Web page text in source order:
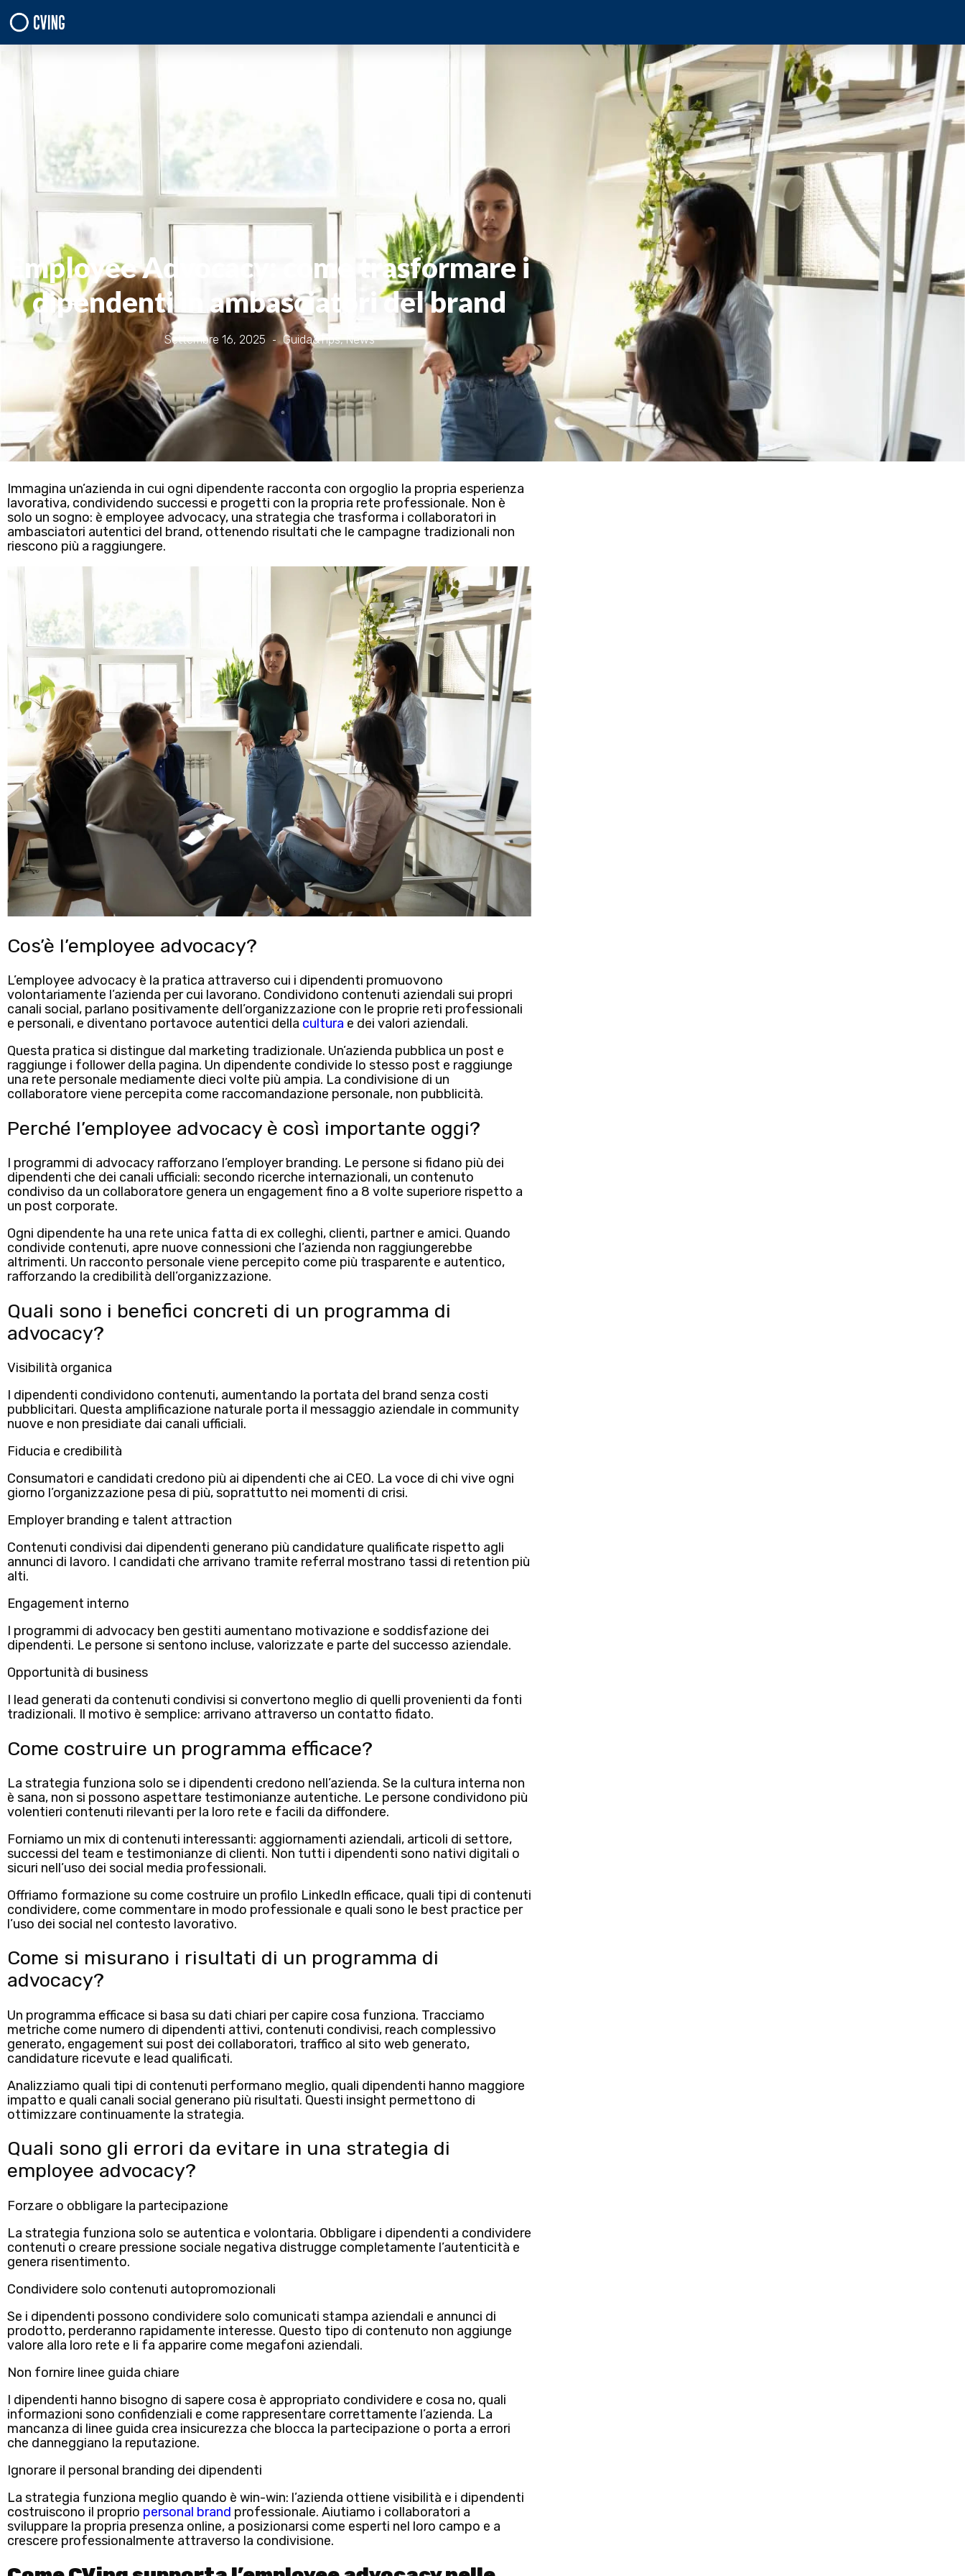
Employee Advocacy: come trasformare i
dipendenti in ambasciatori del brand
Settembre 16, 2025 Guida&Tips,News
Immagina un’azienda in cui ogni dipendente racconta con orgoglio la propria esperienza
lavorativa, condividendo successi e progetti con la propria rete professionale. Non è
solo un sogno: è employee advocacy, una strategia che trasforma i collaboratori in
ambasciatori autentici del brand, ottenendo risultati che le campagne tradizionali non
riescono più a raggiungere.
Cos’è l’employee advocacy?
L’employee advocacy è la pratica attraverso cui i dipendenti promuovono
volontariamente l’azienda per cui lavorano. Condividono contenuti aziendali sui propri
canali social, parlano positivamente dell’organizzazione con le proprie reti professionali
e personali, e diventano portavoce autentici della cultura e dei valori aziendali.
Questa pratica si distingue dal marketing tradizionale. Un’azienda pubblica un post e
raggiunge i follower della pagina. Un dipendente condivide lo stesso post e raggiunge
una rete personale mediamente dieci volte più ampia. La condivisione di un
collaboratore viene percepita come raccomandazione personale, non pubblicità.
Perché l’employee advocacy è così importante oggi?
I programmi di advocacy rafforzano l’employer branding. Le persone si fidano più dei
dipendenti che dei canali ufficiali: secondo ricerche internazionali, un contenuto
condiviso da un collaboratore genera un engagement fino a 8 volte superiore rispetto a
un post corporate.
Ogni dipendente ha una rete unica fatta di ex colleghi, clienti, partner e amici. Quando
condivide contenuti, apre nuove connessioni che l’azienda non raggiungerebbe
altrimenti. Un racconto personale viene percepito come più trasparente e autentico,
rafforzando la credibilità dell’organizzazione.
Quali sono i benefici concreti di un programma di
advocacy?
Visibilità organica
I dipendenti condividono contenuti, aumentando la portata del brand senza costi
pubblicitari. Questa amplificazione naturale porta il messaggio aziendale in community
nuove e non presidiate dai canali ufficiali.
Fiducia e credibilità
Consumatori e candidati credono più ai dipendenti che ai CEO. La voce di chi vive ogni
giorno l’organizzazione pesa di più, soprattutto nei momenti di crisi.
Employer branding e talent attraction
Contenuti condivisi dai dipendenti generano più candidature qualificate rispetto agli
annunci di lavoro. I candidati che arrivano tramite referral mostrano tassi di retention più
alti.
Engagement interno
I programmi di advocacy ben gestiti aumentano motivazione e soddisfazione dei
dipendenti. Le persone si sentono incluse, valorizzate e parte del successo aziendale.
Opportunità di business
I lead generati da contenuti condivisi si convertono meglio di quelli provenienti da fonti
tradizionali. Il motivo è semplice: arrivano attraverso un contatto fidato.
Come costruire un programma efficace?
La strategia funziona solo se i dipendenti credono nell’azienda. Se la cultura interna non
è sana, non si possono aspettare testimonianze autentiche. Le persone condividono più
volentieri contenuti rilevanti per la loro rete e facili da diffondere.
Forniamo un mix di contenuti interessanti: aggiornamenti aziendali, articoli di settore,
successi del team e testimonianze di clienti. Non tutti i dipendenti sono nativi digitali o
sicuri nell’uso dei social media professionali.
Offriamo formazione su come costruire un profilo LinkedIn efficace, quali tipi di contenuti
condividere, come commentare in modo professionale e quali sono le best practice per
l’uso dei social nel contesto lavorativo.
Come si misurano i risultati di un programma di
advocacy?
Un programma efficace si basa su dati chiari per capire cosa funziona. Tracciamo
metriche come numero di dipendenti attivi, contenuti condivisi, reach complessivo
generato, engagement sui post dei collaboratori, traffico al sito web generato,
candidature ricevute e lead qualificati.
Analizziamo quali tipi di contenuti performano meglio, quali dipendenti hanno maggiore
impatto e quali canali social generano più risultati. Questi insight permettono di
ottimizzare continuamente la strategia.
Quali sono gli errori da evitare in una strategia di
employee advocacy?
Forzare o obbligare la partecipazione
La strategia funziona solo se autentica e volontaria. Obbligare i dipendenti a condividere
contenuti o creare pressione sociale negativa distrugge completamente l’autenticità e
genera risentimento.
Condividere solo contenuti autopromozionali
Se i dipendenti possono condividere solo comunicati stampa aziendali e annunci di
prodotto, perderanno rapidamente interesse. Questo tipo di contenuto non aggiunge
valore alla loro rete e li fa apparire come megafoni aziendali.
Non fornire linee guida chiare
I dipendenti hanno bisogno di sapere cosa è appropriato condividere e cosa no, quali
informazioni sono confidenziali e come rappresentare correttamente l’azienda. La
mancanza di linee guida crea insicurezza che blocca la partecipazione o porta a errori
che danneggiano la reputazione.
Ignorare il personal branding dei dipendenti
La strategia funziona meglio quando è win-win: l’azienda ottiene visibilità e i dipendenti
costruiscono il proprio personal brand professionale. Aiutiamo i collaboratori a
sviluppare la propria presenza online, a posizionarsi come esperti nel loro campo e a
crescere professionalmente attraverso la condivisione.